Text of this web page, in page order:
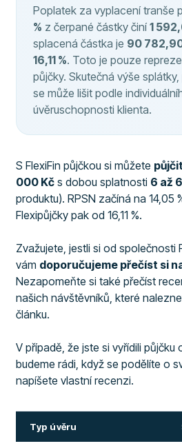
Poplatek za vyplacení tranše
% z čerpané částky činí1
splacená částka je 90
16,11 %. Toto je pouze
půjčky. Skutečná výše
se může lišit podle
úvěruschopnosti klienta.
S FlexiFin půjčkou si můžete
000 Kč s dobou splatnosti 6 až
produktu). RPSN začíná na 14,05
Flexipůjčky pak od 16,11 %.
Zvažujete, jestli si od společnosti
vám doporučujeme přečíst si
Nezapomeňte si také přečíst
našich návštěvníků, které
článku.
V případě, že jste si vyřídili půjčku
budeme rádi, když se podělíte o
napíšete vlastní recenzi.
Typ úvěru